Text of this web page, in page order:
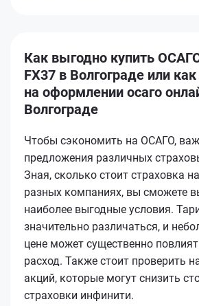
Как выгодно купить
FX37 в Волгограде или
на оформлении осаго
Волгограде
Чтобы сэкономить на ОСАГО,
предложения различных
Зная, сколько стоит страховка
разных компаниях, вы сможете
наиболее выгодные условия.
значительно различаться, и
цене может существенно
расход. Также стоит проверить
акций, которые могут снизить
страховки инфинити.